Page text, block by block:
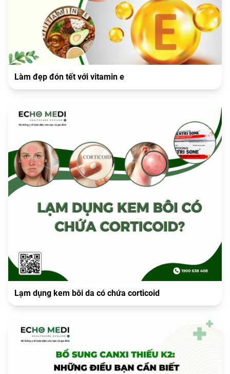
Làm đẹp đón tết với vitamin e
Lạm dụng kem bôi da có chứa corticoid